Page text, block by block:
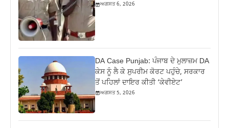
ਅਗਸਤ 6, 2026
DA Case Punjab: ਪੰਜਾਬ ਦੇ ਮੁਲਾਜ਼ਮ DA
ਕੇਸ ਨੂੰ ਲੈ ਕੇ ਸੁਪਰੀਮ ਕੋਰਟ ਪਹੁੰਚੇ, ਸਰਕਾਰ
ਤੋਂ ਪਹਿਲਾਂ ਦਾਇਰ ਕੀਤੀ ‘ਕੇਵੀਏਟ’
ਅਗਸਤ 5, 2026